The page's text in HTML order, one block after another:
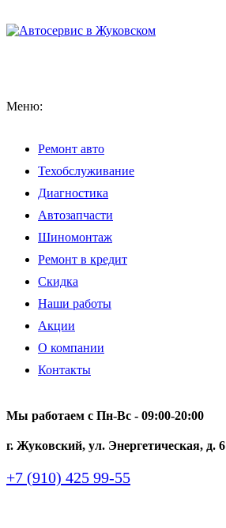
Меню:
Ремонт авто
Техобслуживание
Диагностика
Автозапчасти
Шиномонтаж
Ремонт в кредит
Скидка
Наши работы
Акции
О компании
Контакты
Мы работаем с Пн-Вc - 09:00-20:00
г. Жуковский, ул. Энергетическая, д. 6
+7 (910) 425 99-55